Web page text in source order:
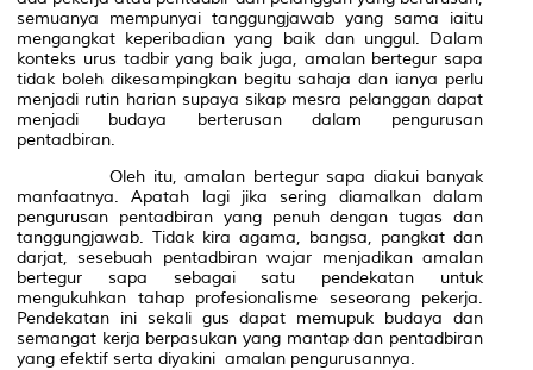
semuanya mempunyai tanggungjawab yang sama iaitu
mengangkat keperibadian yang baik dan unggul. Dalam
konteks urus tadbir yang baik juga, amalan bertegur sapa
tidak boleh dikesampingkan begitu sahaja dan ianya perlu
menjadi rutin harian supaya sikap mesra pelanggan dapat
menjadi budaya berterusan dalam pengurusan
pentadbiran.
Oleh itu, amalan bertegur sapa diakui banyak
manfaatnya. Apatah lagi jika sering diamalkan dalam
pengurusan pentadbiran yang penuh dengan tugas dan
tanggungjawab. Tidak kira agama, bangsa, pangkat dan
darjat, sesebuah pentadbiran wajar menjadikan amalan
bertegur sapa sebagai satu pendekatan untuk
mengukuhkan tahap profesionalisme seseorang pekerja.
Pendekatan ini sekali gus dapat memupuk budaya dan
semangat kerja berpasukan yang mantap dan pentadbiran
yang efektif serta diyakini amalan pengurusannya.